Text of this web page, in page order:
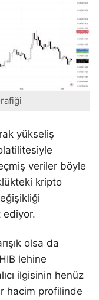
yükseliş
veriler böyle
kripto
ediyor.
olsa da
lehine
ilgisinin henüz
hacim profilinde